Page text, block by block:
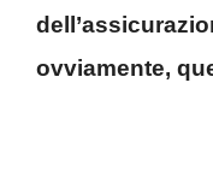
ovviamente,